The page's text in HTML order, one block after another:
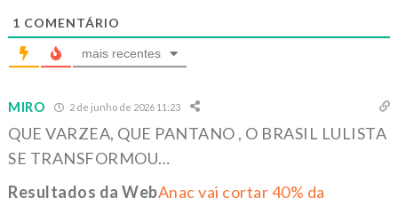
1 COMENTÁRIO
mais recentes
MIRO 2 de junho de 2026 11:23
QUE VARZEA, QUE PANTANO , O BRASIL LULISTA
SE TRANSFORMOU…
Resultados da WebAnac vai cortar 40% da